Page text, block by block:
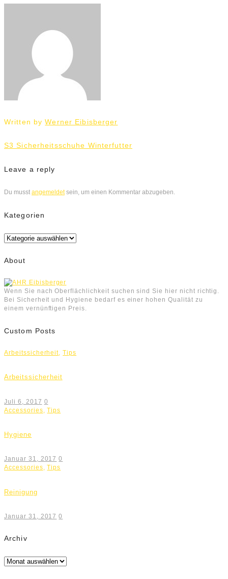
Written byWerner Eibisberger
Beitrags-
Navigation
S3 Sicherheitsschuhe Winterfutter
Leave a reply
Du musst angemeldetsein, um einen Kommentar abzugeben.
Kategorien
Kategorien
About
Wenn Sie nach Oberflächlichkeit suchen sind Sie hier nicht richtig.
Bei Sicherheit und Hygiene bedarf es einer hohen Qualität zu
einem vernünftigen Preis.
Custom Posts
Arbeitssicherheit,Tips
Arbeitssicherheit
Juli 6, 2017 0
Accessories ,Tips
Hygiene
Januar 31, 2017 0
Accessories,Tips
Reinigung
Januar 31, 2017 0
Archiv
Archiv